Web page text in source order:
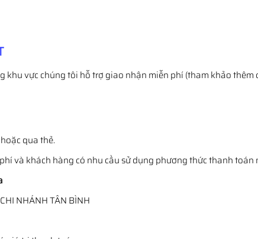
vực chúng tôi hỗ trợ giao nhận miễn phí (tham khảo
qua thẻ.
và khách hàng có nhu cầu sử dụng phương thức thanh toán
NHÁNH TÂN BÌNH